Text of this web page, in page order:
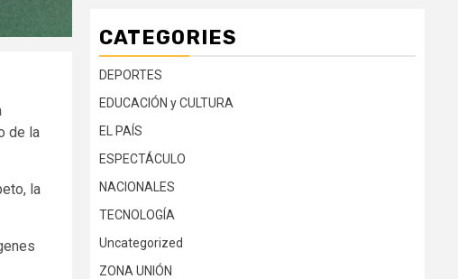
de la
la
CATEGORIES
DEPORTES
EDUCACIÓN y CULTURA
EL PAÍS
ESPECTÁCULO
NACIONALES
TECNOLOGÍA
Uncategorized
ZONA UNIÓN